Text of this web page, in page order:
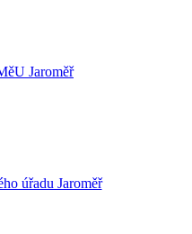
úřadu Jaroměř